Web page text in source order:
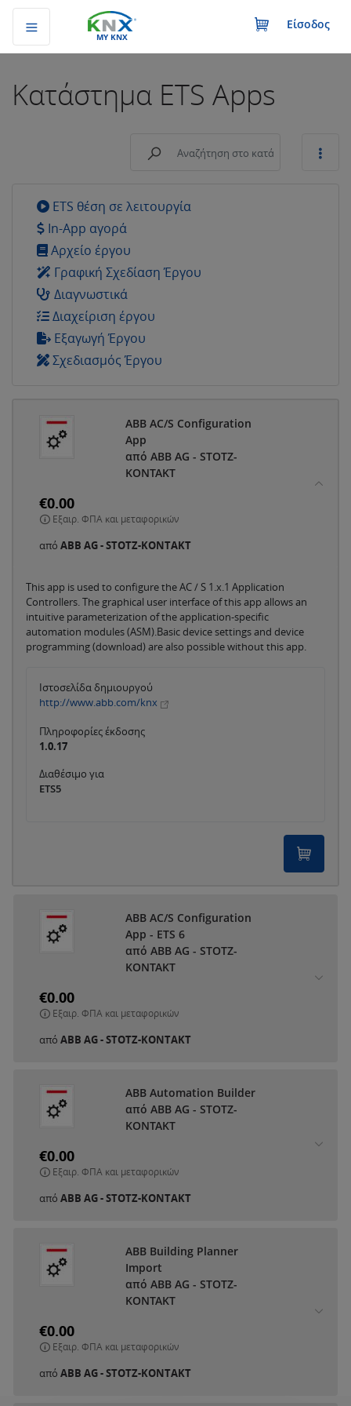
MY KNX
Είσοδος
Κατάστημα ETS Apps
ETS θέση σε λειτουργία
In-App αγορά
Αρχείο έργου
Γραφική Σχεδίαση Έργου
Διαγνωστικά
Διαχείριση έργου
Εξαγωγή Έργου
Σχεδιασμός Έργου
ABB AC/S Configuration
App
από ABB AG - STOTZ-
KONTAKT
€0.00
Εξαιρ. ΦΠΑ και μεταφορικών
από ABB AG - STOTZ-KONTAKT
This app is used to configure the AC / S 1.x.1 Application
Controllers. The graphical user interface of this app allows an
intuitive parameterization of the application-specific
automation modules (ASM).Basic device settings and device
programming (download) are also possible without this app.
Ιστοσελίδα δημιουργού
http://www.abb.com/knx
Πληροφορίες έκδοσης
1.0.17
Διαθέσιμο για
ETS5
ABB AC/S Configuration
App - ETS 6
από ABB AG - STOTZ-
KONTAKT
€0.00
Εξαιρ. ΦΠΑ και μεταφορικών
από ABB AG - STOTZ-KONTAKT
ABB Automation Builder
από ABB AG - STOTZ-
KONTAKT
€0.00
Εξαιρ. ΦΠΑ και μεταφορικών
από ABB AG - STOTZ-KONTAKT
ABB Building Planner
Import
από ABB AG - STOTZ-
KONTAKT
€0.00
Εξαιρ. ΦΠΑ και μεταφορικών
από ABB AG - STOTZ-KONTAKT